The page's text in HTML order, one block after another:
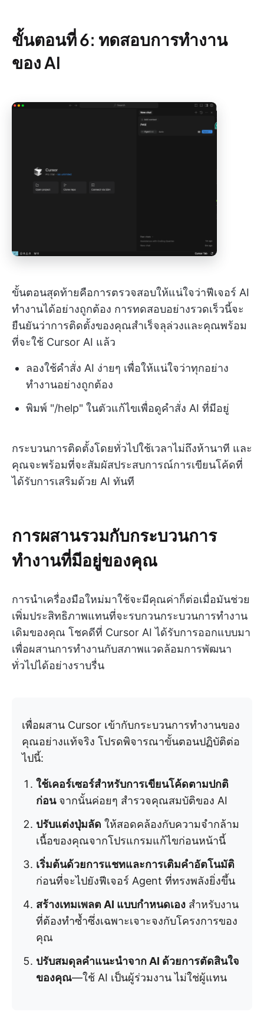
ขั้นตอนที่ 6: ทดสอบการทำงาน
ของ AI
ขั้นตอนสุดท้ายคือการตรวจสอบให้แน่ใจว่าฟีเจอร์ AI
ทำงานได้อย่างถูกต้อง การทดสอบอย่างรวดเร็วนี้จะ
ยืนยันว่าการติดตั้งของคุณสำเร็จลุล่วงและคุณพร้อม
ที่จะใช้ Cursor AI แล้ว
ลองใช้คำสั่ง AI ง่ายๆ เพื่อให้แน่ใจว่าทุกอย่าง
ทำงานอย่างถูกต้อง
พิมพ์ "/help" ในตัวแก้ไขเพื่อดูคำสั่ง AI ที่มีอยู่
กระบวนการติดตั้งโดยทั่วไปใช้เวลาไม่ถึงห้านาที และ
คุณจะพร้อมที่จะสัมผัสประสบการณ์การเขียนโค้ดที่
ได้รับการเสริมด้วย AI ทันที
การผสานรวมกับกระบวนการ
ทำงานที่มีอยู่ของคุณ
การนำเครื่องมือใหม่มาใช้จะมีคุณค่าก็ต่อเมื่อมันช่วย
เพิ่มประสิทธิภาพแทนที่จะรบกวนกระบวนการทำงาน
เดิมของคุณ โชคดีที่ Cursor AI ได้รับการออกแบบมา
เพื่อผสานการทำงานกับสภาพแวดล้อมการพัฒนา
ทั่วไปได้อย่างราบรื่น
เพื่อผสาน Cursor เข้ากับกระบวนการทำงานของ
คุณอย่างแท้จริง โปรดพิจารณาขั้นตอนปฏิบัติต่อ
ไปนี้:
ใช้เคอร์เซอร์สำหรับการเขียนโค้ดตามปกติ
ก่อนจากนั้นค่อยๆ สำรวจคุณสมบัติของ AI
ปรับแต่งปุ่มลัด ให้สอดคล้องกับความจำกล้าม
เนื้อของคุณจากโปรแกรมแก้ไขก่อนหน้านี้
เริ่มต้นด้วยการแชทและการเติมคำอัตโนมัติ
ก่อนที่จะไปยังฟีเจอร์ Agent ที่ทรงพลังยิ่งขึ้น
สร้างเทมเพลต AI แบบกำหนดเอง สำหรับงาน
ที่ต้องทำซ้ำซึ่งเฉพาะเจาะจงกับโครงการของ
คุณ
ปรับสมดุลคำแนะนำจาก AI ด้วยการตัดสินใจ
ของคุณ—ใช้ AI เป็นผู้ร่วมงาน ไม่ใช่ผู้แทน